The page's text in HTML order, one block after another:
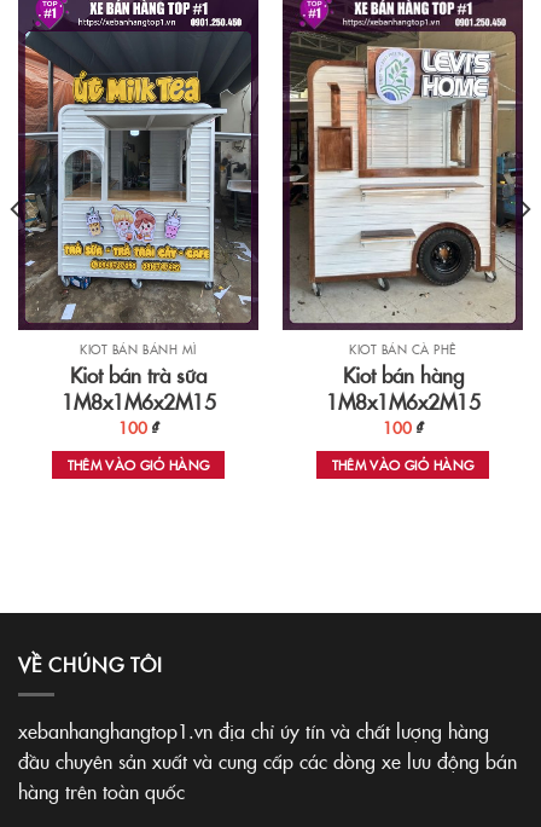
KIOT BÁN BÁNH MÌ
Kiot bán trà sữa
1M8x1M6x2M15
100 ₫
THÊM VÀO GIỎ HÀNG
KIOT BÁN CÀ PHÊ
Kiot bán hàng
1M8x1M6x2M15
100 ₫
THÊM VÀO GIỎ HÀNG
VỀ CHÚNG TÔI
xebanhanghangtop1.vn địa chỉ úy tín và chất lượng hàng
đầu chuyên sản xuất và cung cấp các dòng xe lưu động bán
hàng trên toàn quốc